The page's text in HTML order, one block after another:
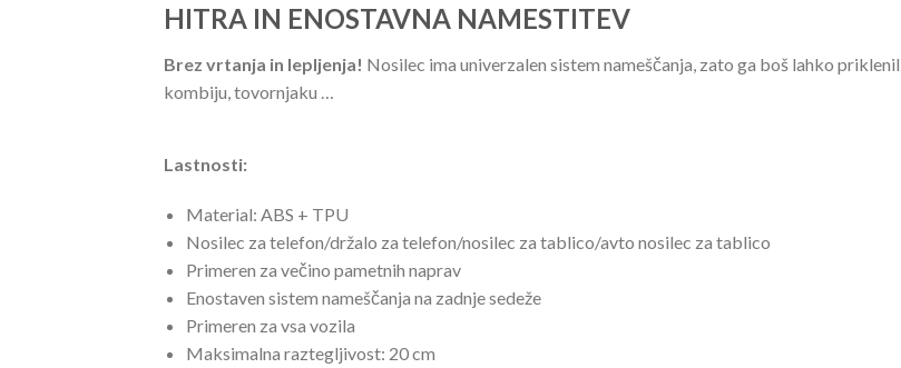
HITRA IN ENOSTAVNA NAMESTITEV
Brez vrtanja in lepljenja! Nosilec ima univerzalen sistem nameščanja, zato ga boš lahko
kombiju, tovornjaku …
Lastnosti:
Material: ABS + TPU
Nosilec za telefon/držalo za telefon/nosilec za tablico/avto nosilec za tablico
Primeren za večino pametnih naprav
Enostaven sistem nameščanja na zadnje sedeže
Primeren za vsa vozila
Maksimalna raztegljivost: 20 cm